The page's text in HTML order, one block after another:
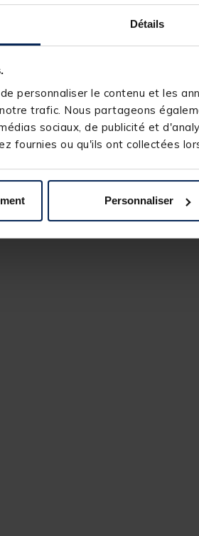
Détails
personnaliser le contenu et les
trafic. Nous partageons
sociaux, de publicité et
fournies ou qu'ils ont collectées
Personnaliser
53783-6
produits pourraient